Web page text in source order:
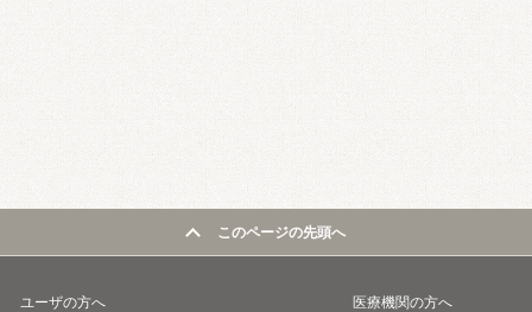
このページの先頭へ
ユーザの方へ 医療機関の方へ